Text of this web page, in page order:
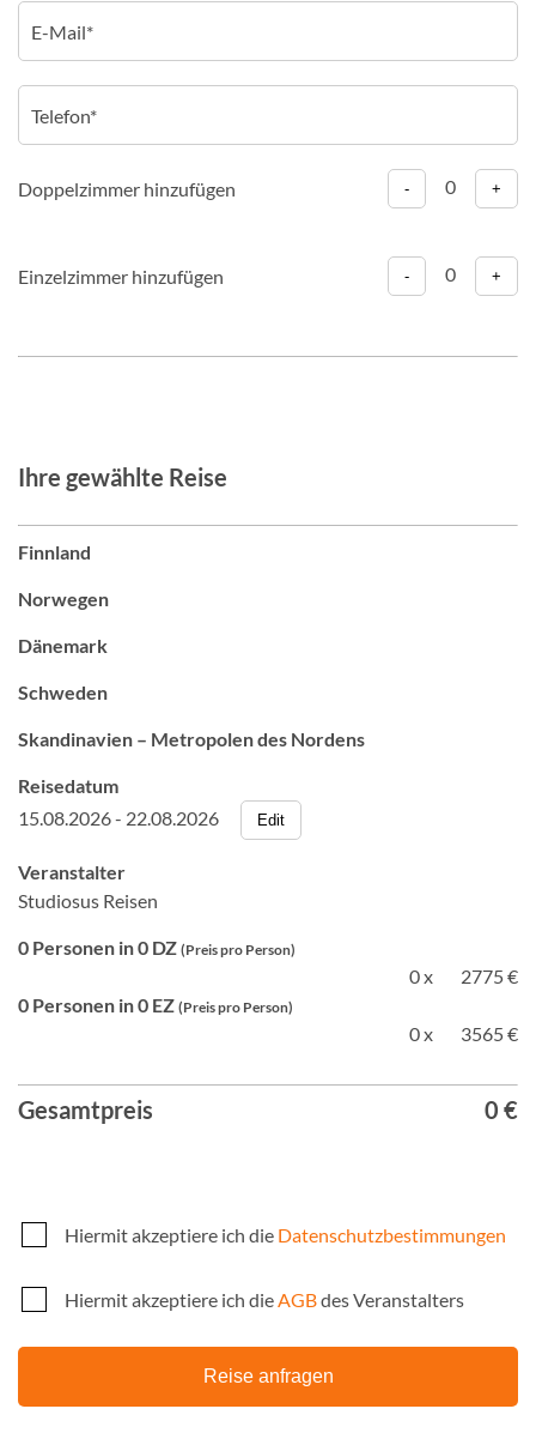
Doppelzimmer hinzufügen - 0 +
Einzelzimmer hinzufügen - 0 +
Ihre gewählte Reise
Finnland
Norwegen
Dänemark
Schweden
Skandinavien – Metropolen des Nordens
Reisedatum
15.08.2026 - 22.08.2026
Edit
Veranstalter
Studiosus Reisen
0 Personen in 0 DZ (Preis pro Person)
0 x
2775 €
0 Personen in 0 EZ (Preis pro Person)
0 x 3565 €
Gesamtpreis 0 €
Hiermit akzeptiere ich die Datenschutzbestimmungen
Hiermit akzeptiere ich dieAGBdes Veranstalters
Reise anfragen